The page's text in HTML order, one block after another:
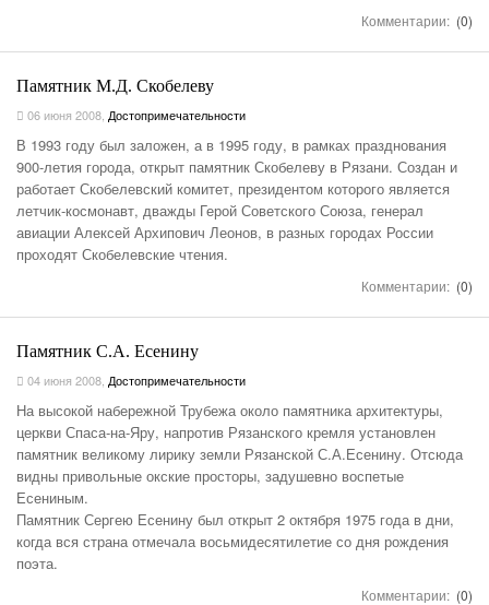
Комментарии: (0)
Памятник М.Д. Скобелеву
06 июня 2008 Достопримечательности
В 1993 году был заложен, а в 1995 году, в рамках празднования
900-летия города, открыт памятник Скобелеву в Рязани. Создан и
работает Скобелевский комитет, президентом которого является
летчик-космонавт, дважды Герой Советского Союза, генерал
авиации Алексей Архипович Леонов, в разных городах России
проходят Скобелевские чтения.
Комментарии: (0)
Памятник С.А. Есенину
04 июня 2008 Достопримечательности
На высокой набережной Трубежа около памятника архитектуры,
церкви Спаса-на-Яру, напротив Рязанского кремля установлен
памятник великому лирику земли Рязанской С.А.Есенину. Отсюда
видны привольные окские просторы, задушевно воспетые
Есениным.
Памятник Сергею Есенину был открыт 2 октября 1975 года в дни,
когда вся страна отмечала восьмидесятилетие со дня рождения
поэта.
Комментарии: (0)